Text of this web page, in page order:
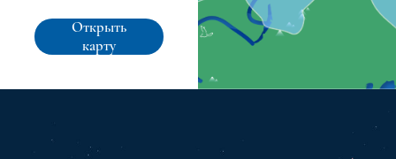
Открыть
карту